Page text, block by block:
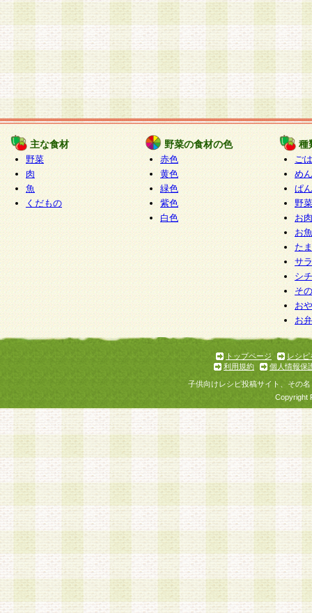
主な食材
野菜
肉
魚
くだもの
野菜の食材の色
赤色
黄色
緑色
紫色
白色
種
ご
めん
ぱん
野
お
お
た
サ
シ
そ
お
お
トップページ
レシピ
利用規約
個人情報保
子供向けレシピ投稿サイト、その
Copyright